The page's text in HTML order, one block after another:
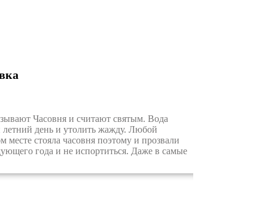
Часовня и считают святым. Вода
летний день и утолить жажду. Любой
стояла часовня поэтому и прозвали
года и не испортиться. Даже в самые